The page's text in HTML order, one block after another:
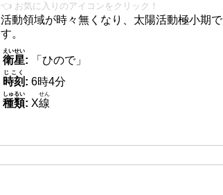
👈 お気に入りのアイコンをクリック！
活動領域が時々無くなり、太陽活動極小期で
す。
衛星
えいせい
:
「ひので」
時刻
じこく
: 6時4分
種類
しゅるい
: X線
せん